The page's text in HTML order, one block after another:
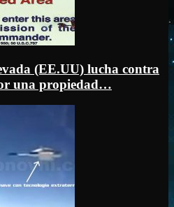
(EE.UU) lucha contra
una propiedad…